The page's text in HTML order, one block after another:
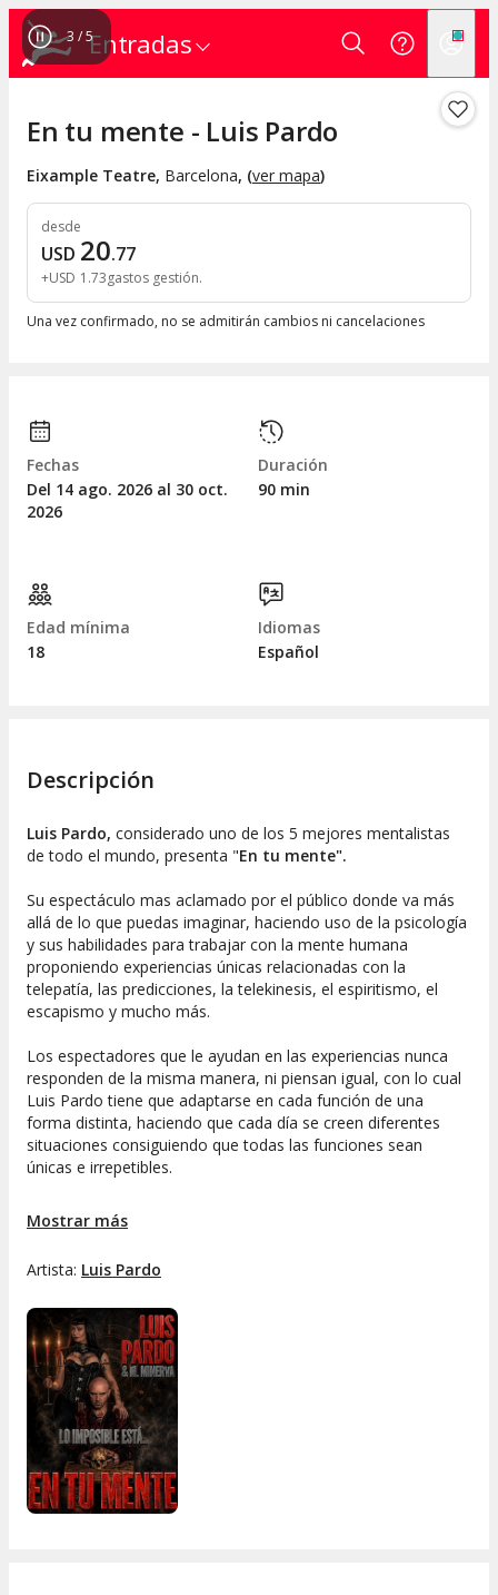
Entradas
3 /5
En tu mente - Luis Pardo
Eixample Teatre, Barcelona, (ver mapa)
desde
USD 20.77
+USD 1 .73gastos gestión
Una vez confirmado, no se admitirán cambios ni cancelaciones
Fechas
Del 14 ago. 2026 al 30 oct.
2026
Duración
90 min
Edad mínima
18
Idiomas
Español
Descripción
Luis Pardo, considerado uno de los 5 mejores mentalistas
de todo el mundo, presenta "En tu mente".
Su espectáculo mas aclamado por el público donde va más
allá de lo que puedas imaginar, haciendo uso de la psicología
y sus habilidades para trabajar con la mente humana
proponiendo experiencias únicas relacionadas con la
telepatía, las predicciones, la telekinesis, el espiritismo, el
escapismo y mucho más.
Los espectadores que le ayudan en las experiencias nunca
responden de la misma manera, ni piensan igual, con lo cual
Luis Pardo tiene que adaptarse en cada función de una
forma distinta, haciendo que cada día se creen diferentes
situaciones consiguiendo que todas las funciones sean
únicas e irrepetibles.
Luis Pardo
se adentra en los recovecos de tu mente, no sólo
para leer tus pensamientos, sino para manipularlos hasta
Si nunca has creído en lo imposible, ahora no solo lo creerás,
sino que lo vivirás, porque lo imposible está
Mostrar más
Artista: Luis Pardo